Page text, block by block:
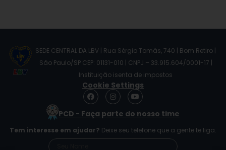
SEDE CENTRAL DA LBV | Rua Sérgio Tomás, 740 | Bom Retiro |
São Paulo/SP CEP: 01131-010 | CNPJ – 33.915.604/0001-17 |
Instituição isenta de impostos
Cookie Settings
F
a
e
o
o
I
n
s
t
g
r
Y
o
t
b
e
PCD - Faça parte do nosso time
Tem interesse em ajudar? Deixe seu telefone que a gente te liga.